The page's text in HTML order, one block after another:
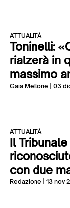
ATTUALITÀ
Toninelli:
rialzerà in
massimo
Gaia Mellone | 03
ATTUALITÀ
Il
con due
Redazione | 13 nov